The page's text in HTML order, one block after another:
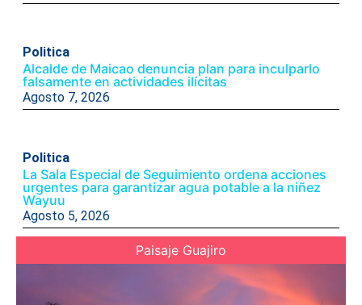
Politica
Alcalde de Maicao denuncia plan para inculparlo
falsamente en actividades ilícitas
Agosto 7, 2026
Politica
La Sala Especial de Seguimiento ordena acciones
urgentes para garantizar agua potable a la niñez
Wayuu
Agosto 5, 2026
Paisaje Guajiro